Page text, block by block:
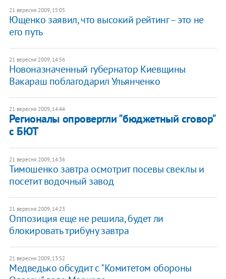
21 вересня 2009, 15:05
Ющенко заявил, что высокий рейтинг – это не
его путь
21 вересня 2009, 14:56
Новоназначенный губернатор Киевщины
Вакараш поблагодарил Ульянченко
21 вересня 2009, 14:44
Регионалы опровергли "бюджетный сговор"
с БЮТ
21 вересня 2009, 14:36
Тимошенко завтра осмотрит посевы свеклы и
посетит водочный завод
21 вересня 2009, 14:23
Оппозиция еще не решила, будет ли
блокировать трибуну завтра
21 вересня 2009, 13:52
Медведько обсудит с "Комитетом обороны